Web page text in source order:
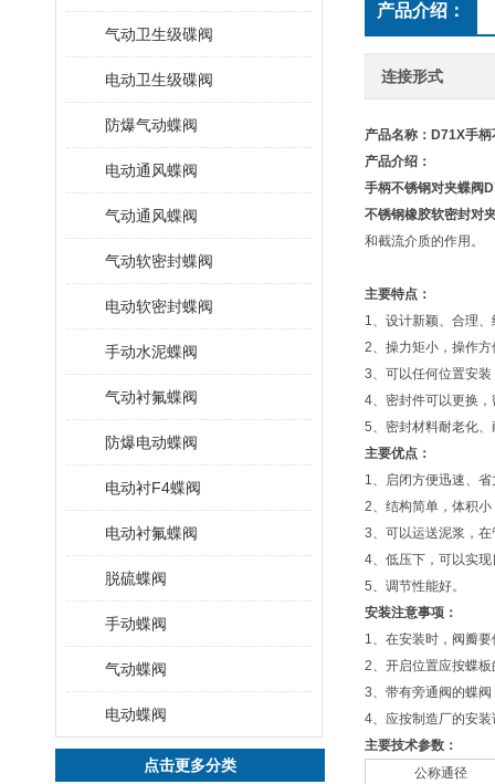
气动卫生级碟阀
电动卫生级碟阀
防爆气动蝶阀
电动通风蝶阀
气动通风蝶阀
气动软密封蝶阀
电动软密封蝶阀
手动水泥蝶阀
气动衬氟蝶阀
防爆电动蝶阀
电动衬F4蝶阀
电动衬氟蝶阀
脱硫蝶阀
手动蝶阀
气动蝶阀
电动蝶阀
点击更多分类
产品介绍：
连接形式
产品名称： D71X手
产品介绍：
手柄不锈钢对夹蝶阀
不锈钢橡胶软密封对
和截流介质的作用。
主要特点：
1、设计新颖、合理
2、操力矩小，操作
3、可以任何位置安
4、密封件可以更换
5、密封材料耐老化
主要优点：
1、启闭方便迅速、
2、结构简单，体积
3、可以运送泥浆，
4、低压下，可以实
5、调节性能好。
安装注意事项：
1、在安装时，阀瓣
2、开启位置应按蝶
3、带有旁通阀的蝶
4、应按制造厂的安
主要技术参数：
公称通径